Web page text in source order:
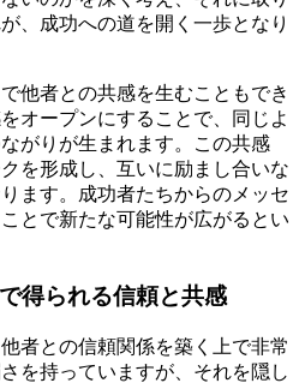
、成功への道を開く一歩となり
他者との共感を生むこともでき
オープンにすることで、同じよ
がりが生まれます。この共感
を形成し、互いに励まし合いな
ます。成功者たちからのメッセ
とで新たな可能性が広がるとい
得られる信頼と共感
者との信頼関係を築く上で非常
を持っていますが、それを隠し